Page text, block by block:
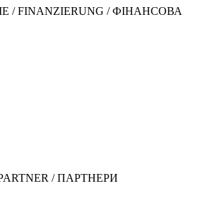
/ FINANZIERUNG / ФІНАНСОВА
/ ПАРТНЕРИ